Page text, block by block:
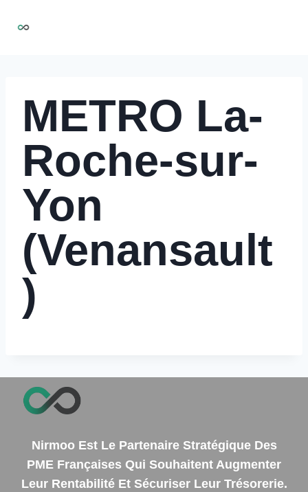
METRO La-
Roche-sur-
Yon
(Venansault
)
Nirmoo Est Le Partenaire Stratégique Des
PME Françaises Qui Souhaitent Augmenter
Leur Rentabilité Et Sécuriser Leur Trésorerie.